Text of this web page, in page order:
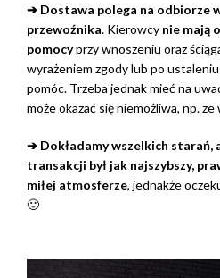
➔ Dostawa polega na odbiorze
przewoźnika. Kierowcy nie mają
pomocyprzy wnoszeniu oraz
wyrażeniem zgody lub po
pomóc. Trzeba jednak mieć na
może okazać się niemożliwa, np.
➔ Dokładamy wszelkich starań,
transakcji był jak najszybszy,
miłej atmosferze, jednakże
🙂